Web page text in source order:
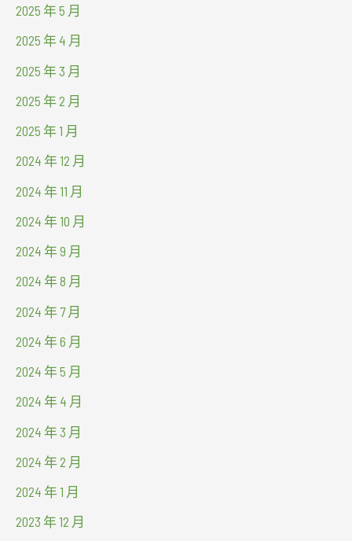
2025 年 5 月
2025 年 4 月
2025 年 3 月
2025 年 2 月
2025 年 1 月
2024 年 12 月
2024 年 11 月
2024 年 10 月
2024 年 9 月
2024 年 8 月
2024 年 7 月
2024 年 6 月
2024 年 5 月
2024 年 4 月
2024 年 3 月
2024 年 2 月
2024 年 1 月
2023 年 12 月